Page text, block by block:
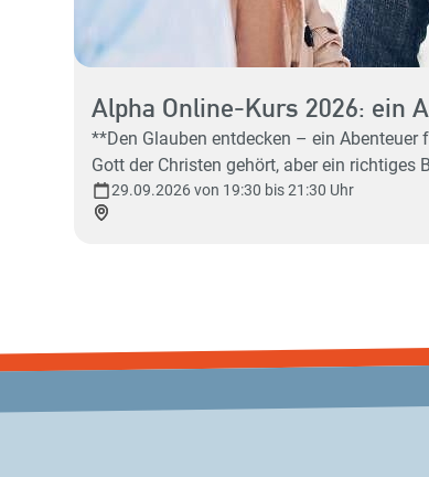
Alpha Online-Kurs 2026: ein
**Den Glauben entdecken – ein Abenteuer für Kopf und Herz!** Beschäftigen Dich tiefergreifende Fragen, wie:
Gott der Christen gehört, aber ein richtiges
mit ein paar netten Leuten darüber diskutieren? **Dann bist Du bei ALPHA
Komm selbst, lade andere ein und
dabei! Wir freuen uns auf dich! Unser nächster Alpha-Kurs in
6 Wochen, immer dienstags um 19.30 Uhr **Ort**: online – wo immer Du bist!
per
29.09.2026 von 19:30 bis 21:30 Uhr